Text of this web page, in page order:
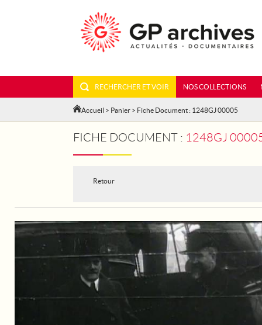
RECHERCHER ET VOIR NOS COLLECTIONS
Accueil > Panier > Fiche Document : 1248GJ 00005
FICHE DOCUMENT : 1248GJ 00005 - LES
Retour